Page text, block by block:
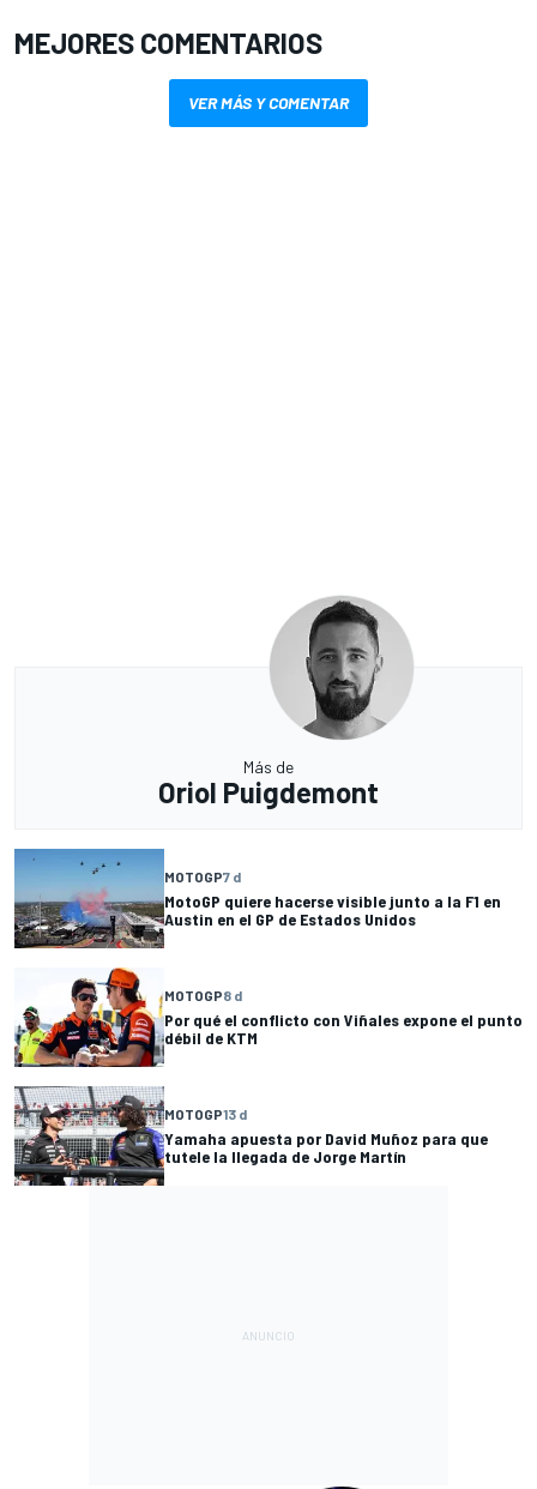
MEJORES COMENTARIOS
VER MÁS Y COMENTAR
Más de
Oriol Puigdemont
MOTOGP7 d
MotoGP quiere hacerse visible junto a la F1 en
Austin en el GP de Estados Unidos
MOTOGP8 d
Por qué el conflicto con Viñales expone el punto
débil de KTM
MOTOGP13 d
Yamaha apuesta por David Muñoz para que
tutele la llegada de Jorge Martín